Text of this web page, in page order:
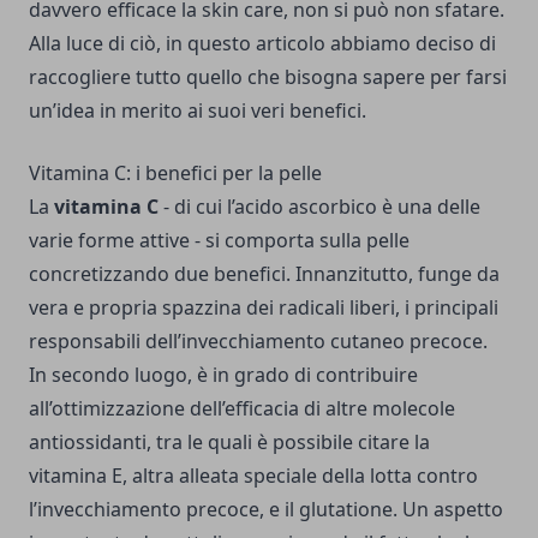
davvero efficace la skin care, non si può non sfatare.
Alla luce di ciò, in questo articolo abbiamo deciso di
raccogliere tutto quello che bisogna sapere per farsi
un’idea in merito ai suoi veri benefici.
Vitamina C: i benefici per la pelle
La vitamina C- di cui l’acido ascorbico è una delle
varie forme attive - si comporta sulla pelle
concretizzando due benefici. Innanzitutto, funge da
vera e propria spazzina dei radicali liberi, i principali
responsabili dell’invecchiamento cutaneo precoce.
In secondo luogo, è in grado di contribuire
all’ottimizzazione dell’efficacia di altre molecole
antiossidanti, tra le quali è possibile citare la
vitamina E, altra alleata speciale della lotta contro
l’invecchiamento precoce, e il glutatione. Un aspetto